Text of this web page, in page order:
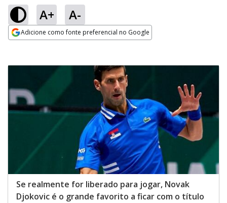
A+ A-
Adicione como fonte preferencial no Google
Se realmente for liberado para jogar, Novak
Djokovic é o grande favorito a ficar com o título